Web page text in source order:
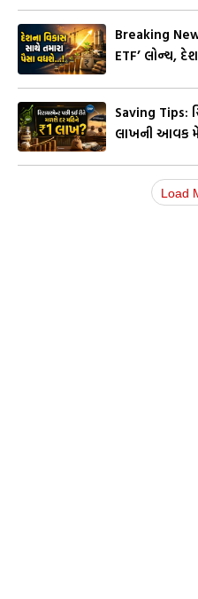
Breaking
ETF’ લોન્ચ,
Saving Tips:
લાખની આવક
Load